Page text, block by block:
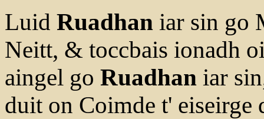
Luid Ruadhan iar sin go
Neitt, & toccbais ionadh
aingel go Ruadhan iar
duit on Coimde t' eiseirge